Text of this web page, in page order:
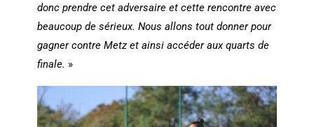
donc prendre cet adversaire et cette rencontre avec
beaucoup de sérieux. Nous allons tout donner pour
gagner contre Metz et ainsi accéder aux quarts de
finale. »